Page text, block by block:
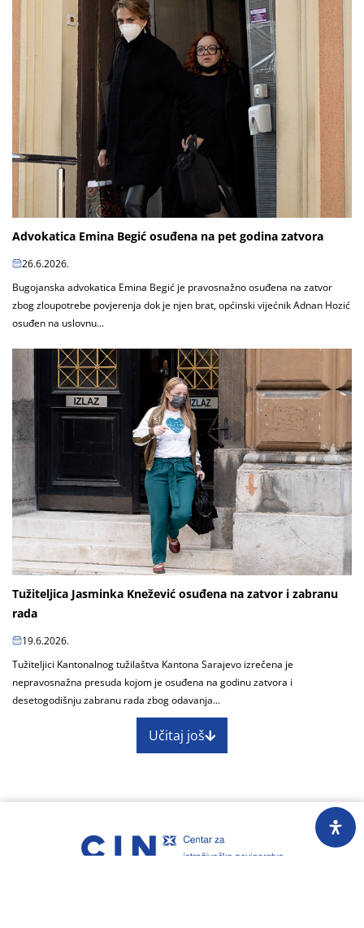
Advokatica Emina Begić osuđena na pet godina zatvora
26.6.2026.
Bugojanska advokatica Emina Begić je pravosnažno osuđena na zatvor
zbog zloupotrebe povjerenja dok je njen brat, općinski vijećnik Adnan Hozić
osuđen na uslovnu...
Tužiteljica Jasminka Knežević osuđena na zatvor i zabranu
rada
19.6.2026.
Tužiteljici Kantonalnog tužilaštva Kantona Sarajevo izrečena je
nepravosnažna presuda kojom je osuđena na godinu zatvora i
desetogodišnju zabranu rada zbog odavanja...
Učitaj još